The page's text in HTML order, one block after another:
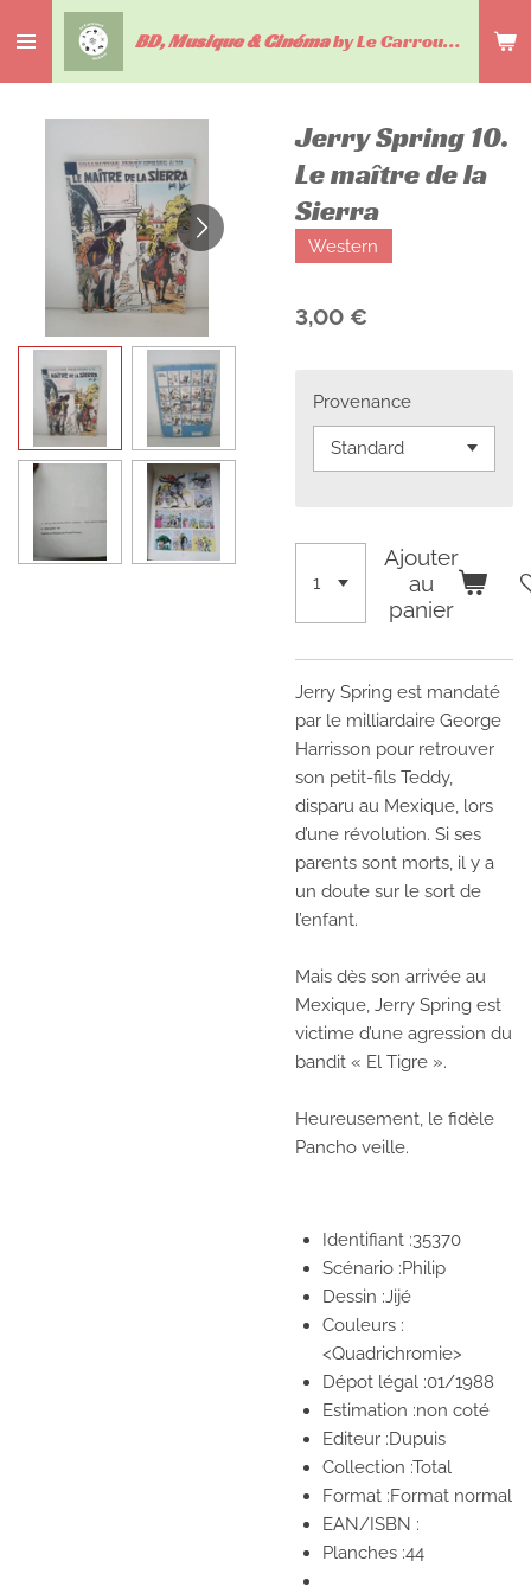
au
contenu
BD, Musique & Cinémaby Le Carrousel du livre
Jerry Spring 10.
Le maître de la
Sierra
Western
3,00 €
Provenance
Ajouter
au
panier
Jerry Spring est mandaté
par le milliardaire George
Harrisson pour retrouver
son petit-fils Teddy,
disparu au Mexique, lors
d’une révolution. Si ses
parents sont morts, il y a
un doute sur le sort de
l’enfant.
Mais dès son arrivée au
Mexique, Jerry Spring est
victime d’une agression du
bandit « El Tigre ».
Heureusement, le fidèle
Pancho veille.
Identifiant :35370
Scénario :Philip
Dessin :Jijé
Couleurs :
<Quadrichromie>
Dépot légal :01/1988
Estimation :non coté
Editeur :Dupuis
Collection :Total
Format :Format normal
EAN/ISBN :
Planches :44